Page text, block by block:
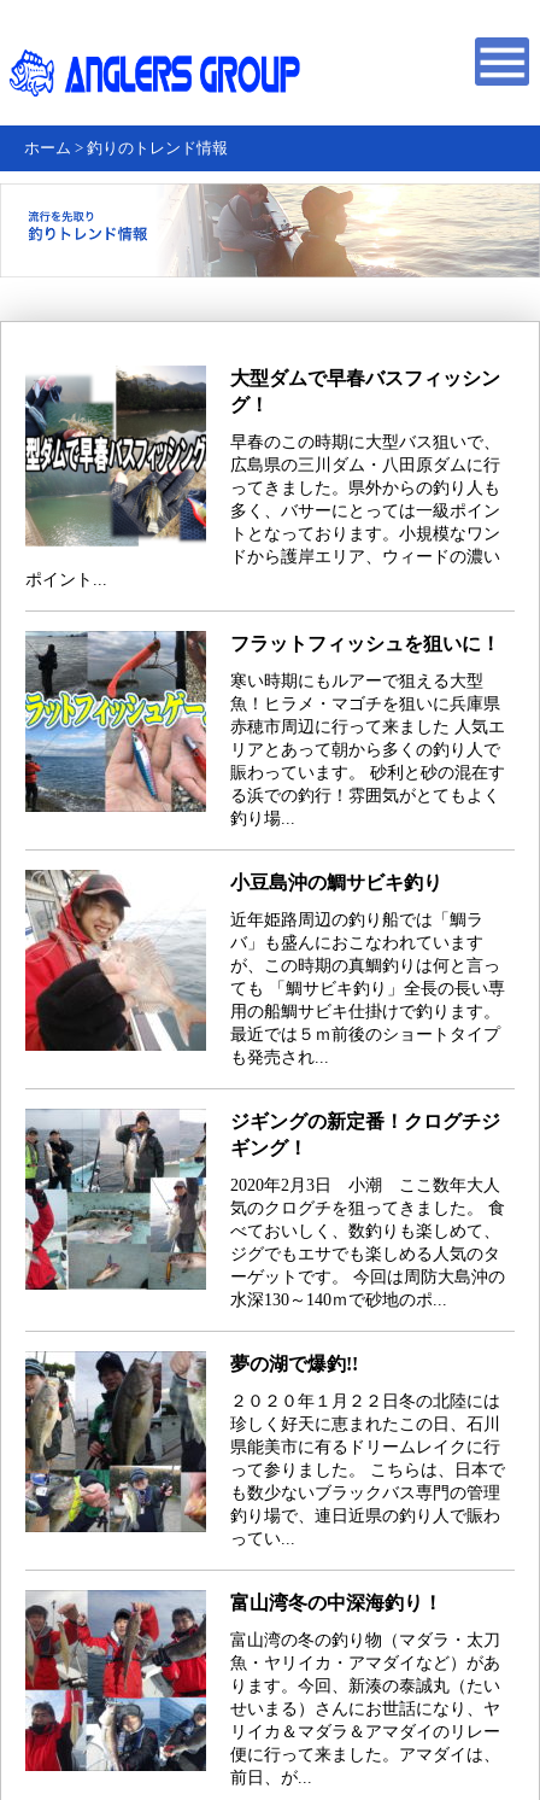
ホーム > 釣りのトレンド情報
大型ダムで早春バスフィッシン
グ！
早春のこの時期に大型バス狙いで、
広島県の三川ダム・八田原ダムに行
ってきました。県外からの釣り人も
多く、バサーにとっては一級ポイン
トとなっております。小規模なワン
ドから護岸エリア、ウィードの濃い
ポイント...
フラットフィッシュを狙いに！
寒い時期にもルアーで狙える大型
魚！ヒラメ・マゴチを狙いに兵庫県
赤穂市周辺に行って来ました 人気エ
リアとあって朝から多くの釣り人で
賑わっています。 砂利と砂の混在す
る浜での釣行！雰囲気がとてもよく
釣り場...
小豆島沖の鯛サビキ釣り
近年姫路周辺の釣り船では「鯛ラ
バ」も盛んにおこなわれています
が、この時期の真鯛釣りは何と言っ
ても 「鯛サビキ釣り」全長の長い専
用の船鯛サビキ仕掛けで釣ります。
最近では５ｍ前後のショートタイプ
も発売され...
ジギングの新定番！クログチジ
ギング！
2020年2月3日 小潮 ここ数年大人
気のクログチを狙ってきました。 食
べておいしく、数釣りも楽しめて、
ジグでもエサでも楽しめる人気のタ
ーゲットです。 今回は周防大島沖の
水深130～140ｍで砂地のポ...
夢の湖で爆釣!!
２０２０年１月２２日冬の北陸には
珍しく好天に恵まれたこの日、石川
県能美市に有るドリームレイクに行
って参りました。 こちらは、日本で
も数少ないブラックバス専門の管理
釣り場で、連日近県の釣り人で賑わ
ってい...
富山湾冬の中深海釣り！
富山湾の冬の釣り物（マダラ・太刀
魚・ヤリイカ・アマダイなど）があ
ります。今回、新湊の泰誠丸（たい
せいまる）さんにお世話になり、ヤ
リイカ＆マダラ＆アマダイのリレー
便に行って来ました。アマダイは、
前日、が...